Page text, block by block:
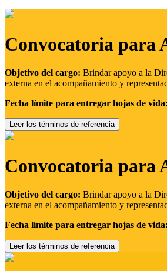
Convocatoria para
Objetivo del cargo: Brindar apoyo a la
externa en el acompañamiento y
Fecha límite para entregar hojas de vida:
Leer los términos de referencia
Convocatoria para
Objetivo del cargo: Brindar apoyo a la
externa en el acompañamiento y
Fecha límite para entregar hojas de vida:
Leer los términos de referencia